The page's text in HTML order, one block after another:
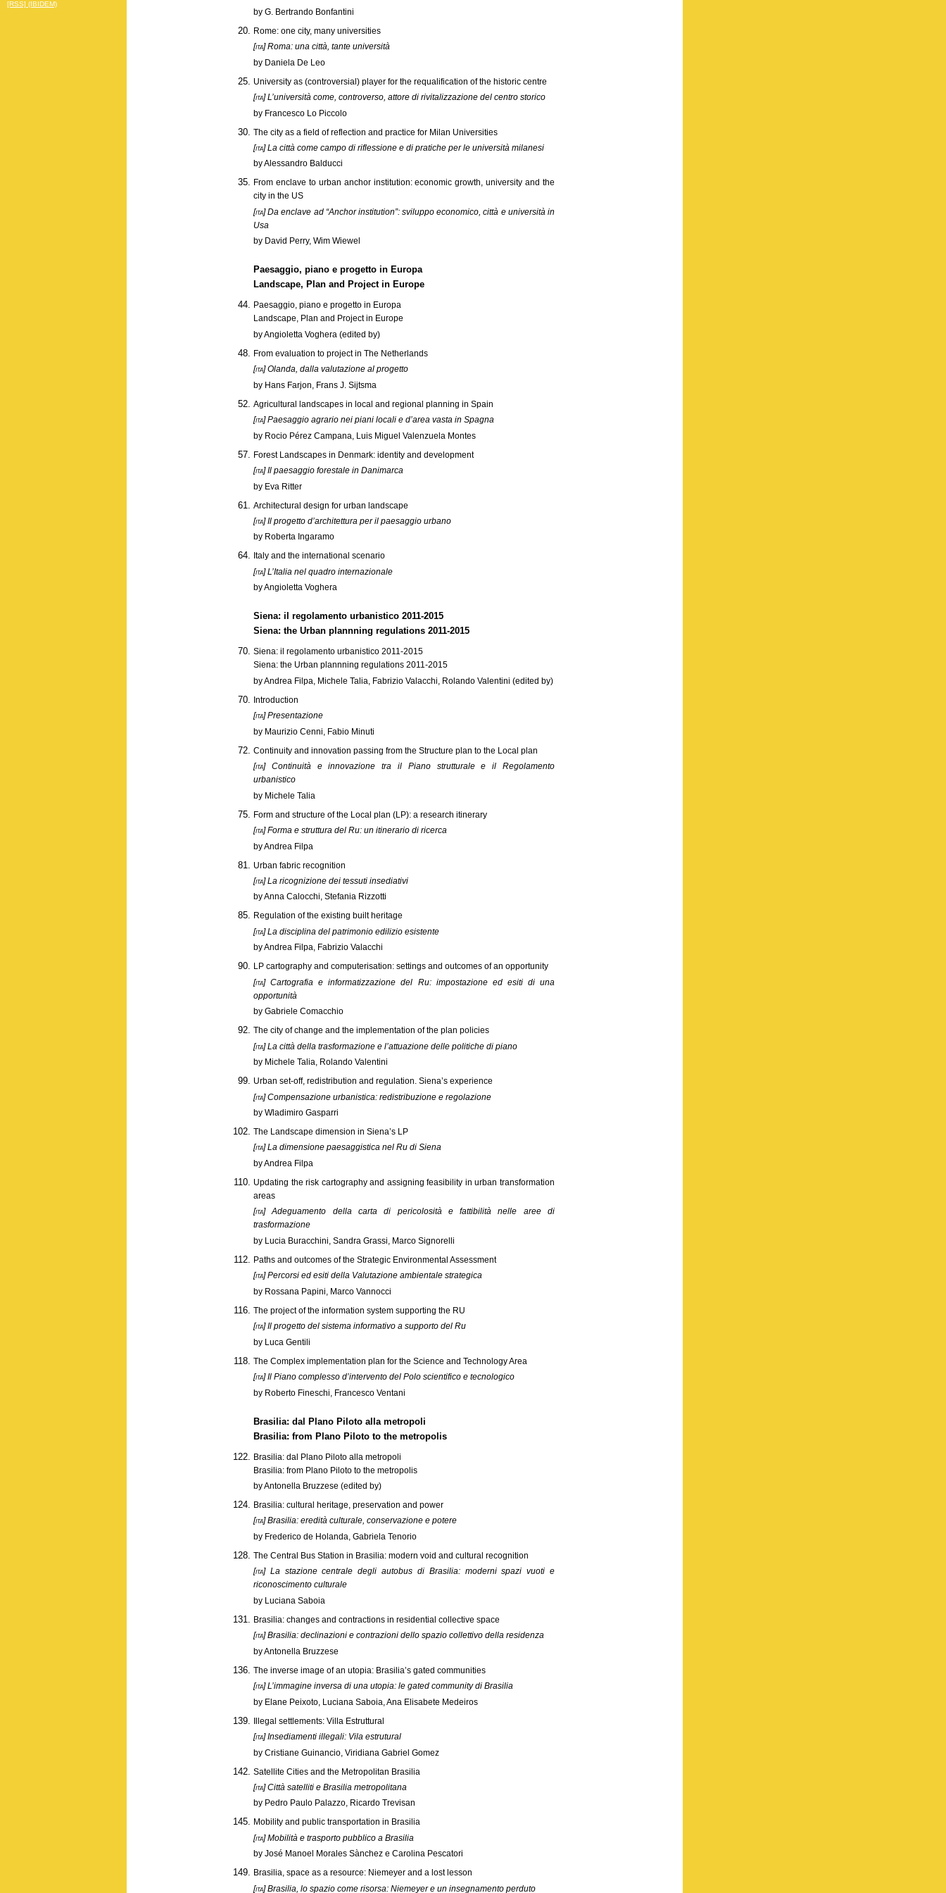
by G. Bertrando Bonfantini
Rome: one city, many universities
[ita]Roma: una città, tante università
by Daniela De Leo
University as (controversial) player for the requalification of the historic centre
[ita]L’università come, controverso, attore di rivitalizzazione del centro storico
by Francesco Lo Piccolo
The city as a field of reflection and practice for Milan Universities
[ita]La città come campo di riflessione e di pratiche per le università milanesi
by Alessandro Balducci
From enclave to urban anchor institution: economic growth, university and the
city in the US
[ita]Da enclave ad “Anchor institution”: sviluppo economico, città e università in
Usa
by David Perry, Wim Wiewel
Paesaggio, piano e progetto in Europa
Landscape, Plan and Project in Europe
Paesaggio, piano e progetto in Europa
Landscape, Plan and Project in Europe
by Angioletta Voghera (edited by)
From evaluation to project in The Netherlands
[ita]Olanda, dalla valutazione al progetto
by Hans Farjon, Frans J. Sijtsma
Agricultural landscapes in local and regional planning in Spain
[ita]Paesaggio agrario nei piani locali e d’area vasta in Spagna
by Rocio Pérez Campana, Luis Miguel Valenzuela Montes
Forest Landscapes in Denmark: identity and development
[ita]Il paesaggio forestale in Danimarca
by Eva Ritter
Architectural design for urban landscape
[ita]Il progetto d’architettura per il paesaggio urbano
by Roberta Ingaramo
Italy and the international scenario
[ita]L’Italia nel quadro internazionale
by Angioletta Voghera
Siena: il regolamento urbanistico 2011-2015
Siena: the Urban plannning regulations 2011-2015
Siena: il regolamento urbanistico 2011-2015
Siena: the Urban plannning regulations 2011-2015
by Andrea Filpa, Michele Talia, Fabrizio Valacchi, Rolando Valentini (edited by)
Introduction
[ita]Presentazione
by Maurizio Cenni, Fabio Minuti
Continuity and innovation passing from the Structure plan to the Local plan
[ita]Continuità e innovazione tra il Piano strutturale e il Regolamento
urbanistico
by Michele Talia
Form and structure of the Local plan (LP): a research itinerary
[ita]Forma e struttura del Ru: un itinerario di ricerca
by Andrea Filpa
Urban fabric recognition
[ita]La ricognizione dei tessuti insediativi
by Anna Calocchi, Stefania Rizzotti
Regulation of the existing built heritage
[ita]La disciplina del patrimonio edilizio esistente
by Andrea Filpa, Fabrizio Valacchi
LP cartography and computerisation: settings and outcomes of an opportunity
[ita]Cartografia e informatizzazione del Ru: impostazione ed esiti di una
opportunità
by Gabriele Comacchio
The city of change and the implementation of the plan policies
[ita]La città della trasformazione e l’attuazione delle politiche di piano
by Michele Talia, Rolando Valentini
Urban set-off, redistribution and regulation. Siena’s experience
[ita]Compensazione urbanistica: redistribuzione e regolazione
by Wladimiro Gasparri
The Landscape dimension in Siena’s LP
[ita]La dimensione paesaggistica nel Ru di Siena
by Andrea Filpa
Updating the risk cartography and assigning feasibility in urban transformation
areas
[ita]Adeguamento della carta di pericolosità e fattibilità nelle aree di
trasformazione
by Lucia Buracchini, Sandra Grassi, Marco Signorelli
Paths and outcomes of the Strategic Environmental Assessment
[ita]Percorsi ed esiti della Valutazione ambientale strategica
by Rossana Papini, Marco Vannocci
The project of the information system supporting the RU
[ita]Il progetto del sistema informativo a supporto del Ru
by Luca Gentili
The Complex implementation plan for the Science and Technology Area
[ita]Il Piano complesso d’intervento del Polo scientifico e tecnologico
by Roberto Fineschi, Francesco Ventani
Brasilia: dal Plano Piloto alla metropoli
Brasilia: from Plano Piloto to the metropolis
Brasilia: dal Plano Piloto alla metropoli
Brasilia: from Plano Piloto to the metropolis
by Antonella Bruzzese (edited by)
Brasilia: cultural heritage, preservation and power
[ita]Brasilia: eredità culturale, conservazione e potere
by Frederico de Holanda, Gabriela Tenorio
The Central Bus Station in Brasilia: modern void and cultural recognition
[ita]La stazione centrale degli autobus di Brasilia: moderni spazi vuoti e
riconoscimento culturale
by Luciana Saboia
Brasilia: changes and contractions in residential collective space
[ita]Brasilia: declinazioni e contrazioni dello spazio collettivo della residenza
by Antonella Bruzzese
The inverse image of an utopia: Brasilia’s gated communities
[ita]L’immagine inversa di una utopia: le gated community di Brasilia
by Elane Peixoto, Luciana Saboia, Ana Elisabete Medeiros
Illegal settlements: Villa Estruttural
[ita]Insediamenti illegali: Vila estrutural
by Cristiane Guinancio, Viridiana Gabriel Gomez
Satellite Cities and the Metropolitan Brasilia
[ita]Città satelliti e Brasilia metropolitana
by Pedro Paulo Palazzo, Ricardo Trevisan
Mobility and public transportation in Brasilia
[ita]Mobilità e trasporto pubblico a Brasilia
by José Manoel Morales Sànchez e Carolina Pescatori
Brasilia, space as a resource: Niemeyer and a lost lesson
[ita]Brasilia, lo spazio come risorsa: Niemeyer e un insegnamento perduto
[RSS] (IBIDEM)